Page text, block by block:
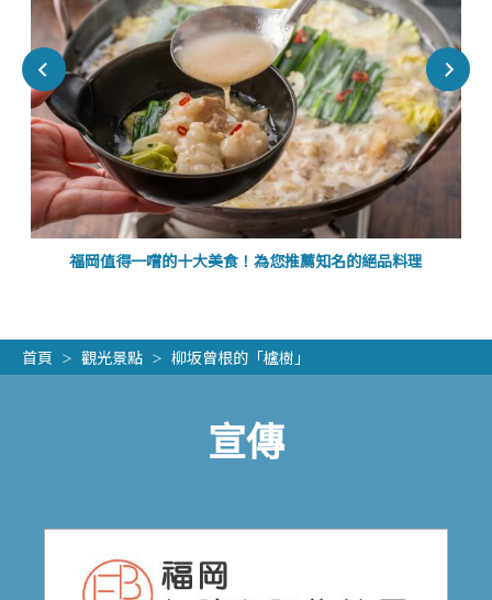
福岡值得一嚐的十大美食！為您推薦知名的絕品料理
首頁 觀光景點 柳坂曾根的「櫨樹」
宣傳